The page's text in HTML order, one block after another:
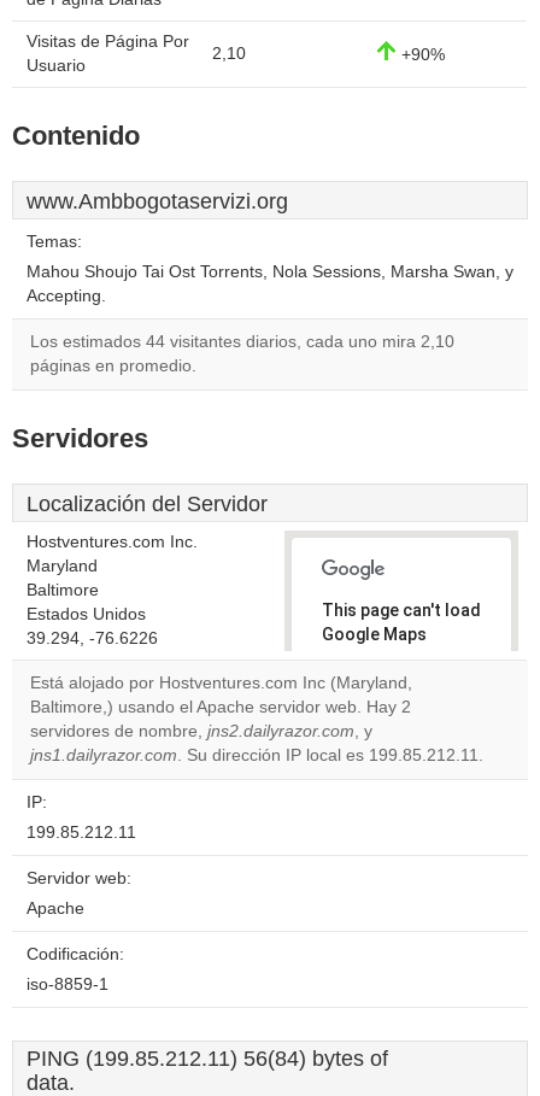
Visitas de Página Por
Usuario
2,10 +90%
Contenido
www.Ambbogotaservizi.org
Temas:
Mahou Shoujo Tai Ost Torrents, Nola Sessions, Marsha Swan, y
Accepting.
Los estimados 44 visitantes diarios, cada uno mira 2,10
páginas en promedio.
Servidores
Localización del Servidor
Hostventures.com Inc.
Maryland
Baltimore
Estados Unidos
39.294, -76.6226
This page can't load
Google Maps
correctly.
Do you
own this
website?
Está alojado por Hostventures.com Inc (Maryland,
Baltimore,) usando el Apache servidor web. Hay 2
servidores de nombre, jns2.dailyrazor.com, y
jns1.dailyrazor.com. Su dirección IP local es 199.85.212.11.
IP:
199.85.212.11
Servidor web:
Apache
Codificación:
iso-8859-1
PING (199.85.212.11) 56(84) bytes of
data.